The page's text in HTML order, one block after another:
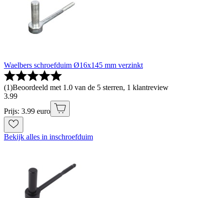
Waelbers schroefduim Ø16x145 mm verzinkt
(1)Beoordeeld met 1.0 van de 5 sterren, 1 klantreview
3.99
Prijs: 3.99 euro
Bekijk alles in inschroefduim